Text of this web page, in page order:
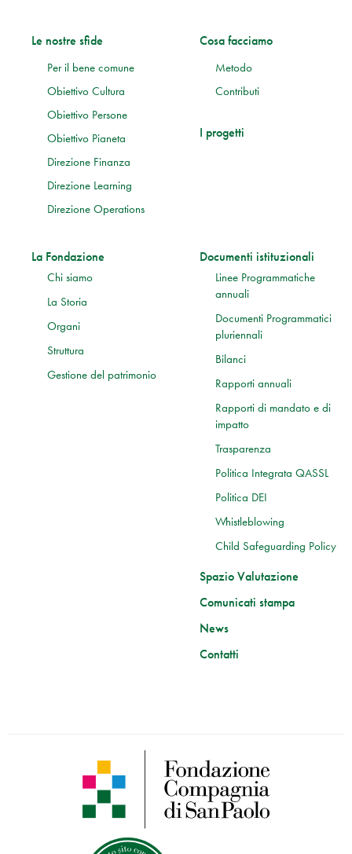
Le nostre sfide
Per il bene comune
Obiettivo Cultura
Obiettivo Persone
Obiettivo Pianeta
Direzione Finanza
Direzione Learning
Direzione Operations
Cosa facciamo
Metodo
Contributi
I progetti
La Fondazione
Chi siamo
La Storia
Organi
Struttura
Gestione del patrimonio
Documenti istituzionali
Linee Programmatiche
annuali
Documenti Programmatici
pluriennali
Bilanci
Rapporti annuali
Rapporti di mandato e di
impatto
Trasparenza
Politica Integrata QASSL
Politica DEI
Whistleblowing
Child Safeguarding Policy
Spazio Valutazione
Comunicati stampa
News
Contatti